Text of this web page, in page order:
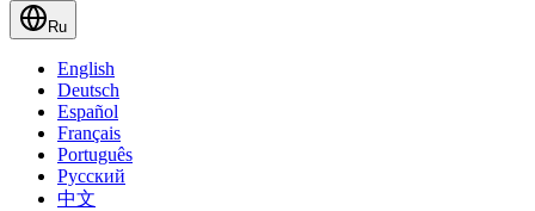
Ru
English
Deutsch
Español
Français
Português
Русский
中文